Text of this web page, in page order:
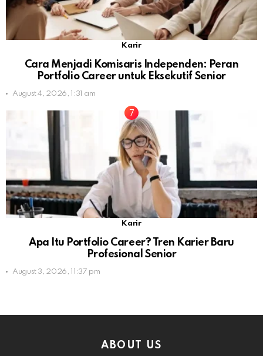
Karir
Cara Menjadi Komisaris Independen: Peran
Portfolio Career untuk Eksekutif Senior
August 4, 2026, 1:31 am
Karir
Apa Itu Portfolio Career? Tren Karier Baru
Profesional Senior
August 3, 2026, 11:37 pm
ABOUT US